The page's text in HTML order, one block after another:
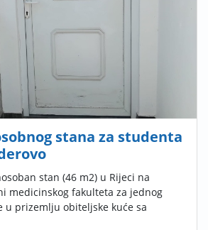
stana za studenta
stan (46 m2) u Rijeci na
medicinskog fakulteta za jednog
u prizemlju obiteljske kuće sa